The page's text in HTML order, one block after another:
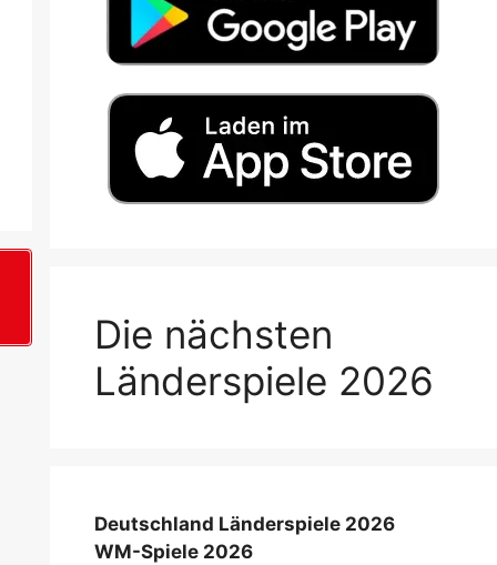
Die nächsten
Länderspiele 2026
Deutschland Länderspiele 2026
WM-Spiele 2026